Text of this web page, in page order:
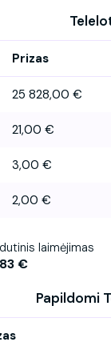
Prizas
25 828,00 €
21,00 €
3,00 €
2,00 €
laimėjimas
€
Papildomi